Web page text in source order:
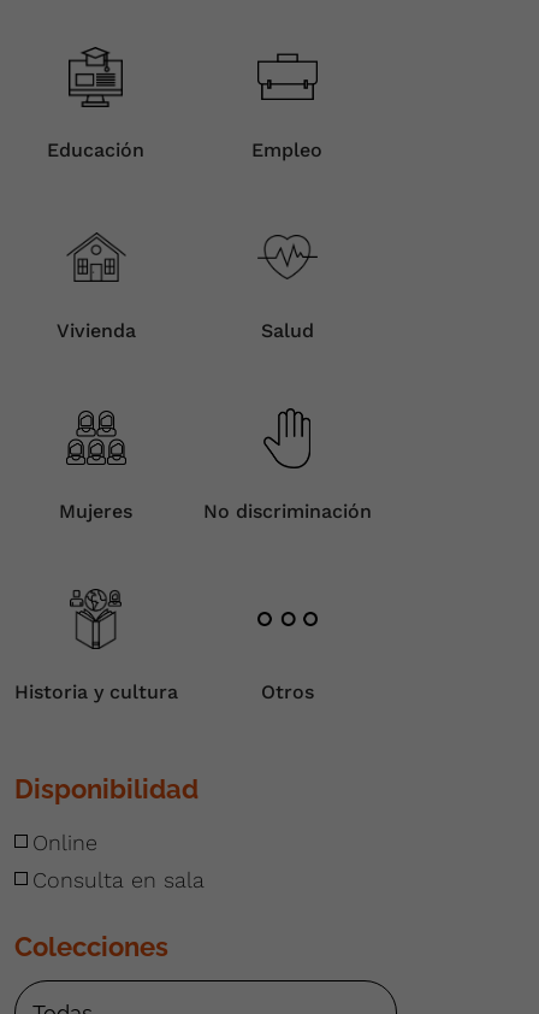
Educación Empleo
Vivienda Salud
Mujeres No discriminación
Historia y cultura Otros
Disponibilidad
Online
Consulta en sala
Colecciones